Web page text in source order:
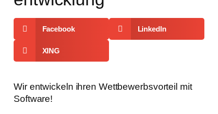
Facebook LinkedIn
XING
Wir entwickeln ihren Wettbewerbsvorteil mit
Software!